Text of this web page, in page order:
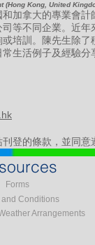
(Hong Kong, United
加拿大的專業會
等不同企業。近年
培訓。陳先生除
生活例子及經驗
登的條款，並同意
Forms
and Conditions
Arrangements